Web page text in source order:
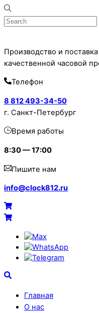
Skip
to
Производство и поставка
качественной часовой
Телефон
8 812 493-34-50
г. Санкт-Петербург
Время работы
8:30 — 17:00
Пишите нам
info@clock812.ru
Menu
Cart
Cart
Search
Главная
О нас